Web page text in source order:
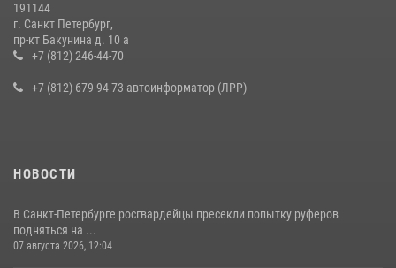
191144
г. Санкт Петербург,
пр-кт Бакунина д. 10 а
+7 (812) 246-44-70
+7 (812) 679-94-73 автоинформатор (ЛРР)
НОВОСТИ
В Санкт-Петербурге росгвардейцы пресекли попытку руферов
подняться на ...
07 августа 2026, 12:04